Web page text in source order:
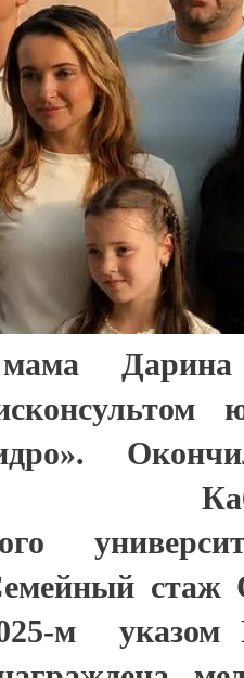
мама Дарина
стаж
м указом